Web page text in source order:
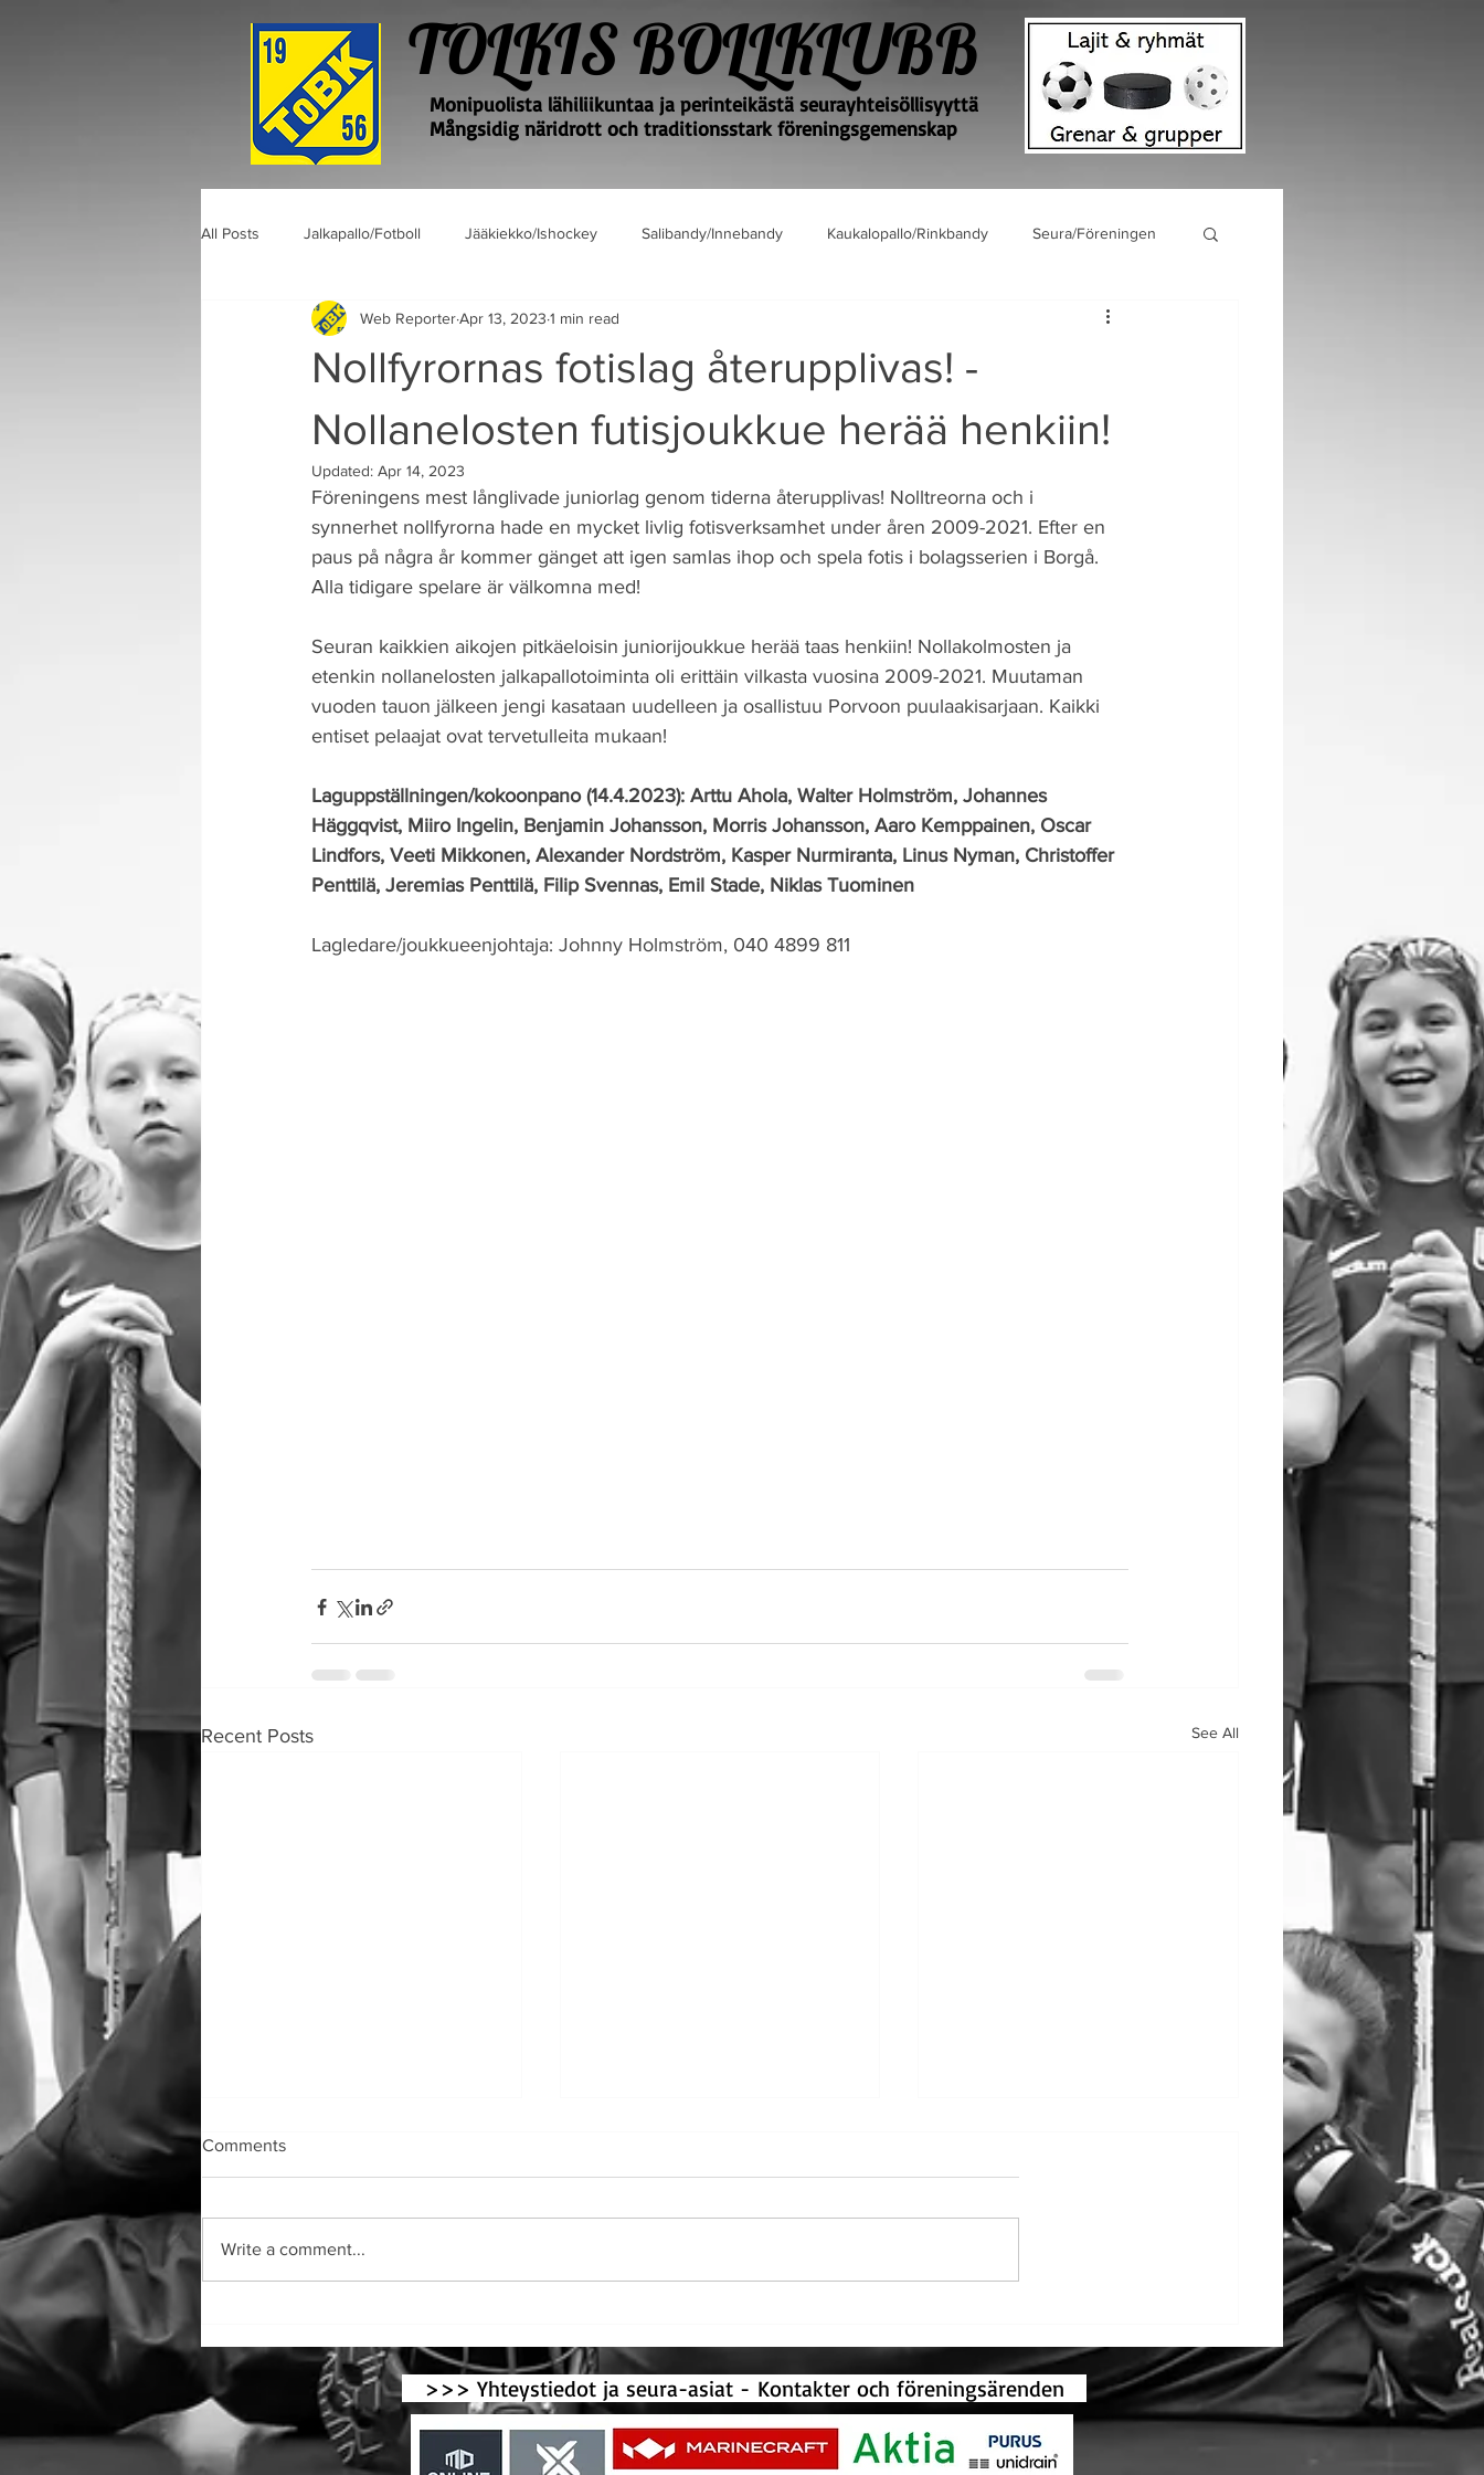
TOLKIS BOLLKLUBB
Monipuolista lähiliikuntaa ja perinteikästä seurayhteisöllisyyttä
Mångsidig näridrott och traditionsstark föreningsgemenskap
All Posts Jalkapallo/Fotboll Jääkiekko/Ishockey Salibandy/Innebandy Kaukalopallo/Rinkbandy Seura/Föreningen
Nollfyrornas fotislag återupplivas! -
Nollanelosten futisjoukkue herää henkiin!
Web ReporterApr 13, 2023 1 min read
Updated: Apr 14, 2023
Föreningens mest långlivade juniorlag genom tiderna återupplivas! Nolltreorna och i
synnerhet nollfyrorna hade en mycket livlig fotisverksamhet under åren 2009-2021. Efter en
paus på några år kommer gänget att igen samlas ihop och spela fotis i bolagsserien i Borgå.
Alla tidigare spelare är välkomna med!
Seuran kaikkien aikojen pitkäeloisin juniorijoukkue herää taas henkiin! Nollakolmosten ja
etenkin nollanelosten jalkapallotoiminta oli erittäin vilkasta vuosina 2009-2021. Muutaman
vuoden tauon jälkeen jengi kasataan uudelleen ja osallistuu Porvoon puulaakisarjaan. Kaikki
entiset pelaajat ovat tervetulleita mukaan!
Laguppställningen/kokoonpano (14.4.2023): Arttu Ahola, Walter Holmström, Johannes
Häggqvist, Miiro Ingelin, Benjamin Johansson, Morris Johansson, Aaro Kemppainen, Oscar
Lindfors, Veeti Mikkonen, Alexander Nordström, Kasper Nurmiranta, Linus Nyman, Christoffer
Penttilä, Jeremias Penttilä, Filip Svennas, Emil Stade, Niklas Tuominen
Lagledare/joukkueenjohtaja: Johnny Holmström, 040 4899 811
Recent Posts See All
aikuisten salibandyjoukkueita!
Comments
Write a comment...
>>> Yhteystiedot ja seura-asiat - Kontakter och föreningsärenden